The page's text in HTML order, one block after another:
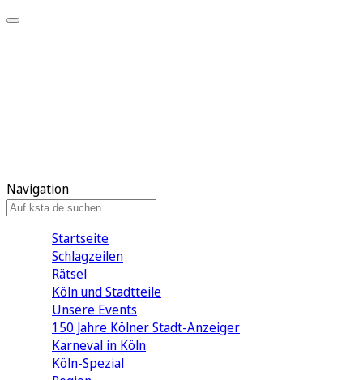
Navigation
Startseite
Schlagzeilen
Rätsel
Köln und Stadtteile
Unsere Events
150 Jahre Kölner Stadt-Anzeiger
Karneval in Köln
Köln-Spezial